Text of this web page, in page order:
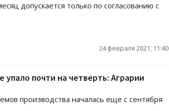
допускается только по согласованию с
24 февраля 2021, 11:40
упало почти на четверть: Аграрии
производства началась еще с сентября